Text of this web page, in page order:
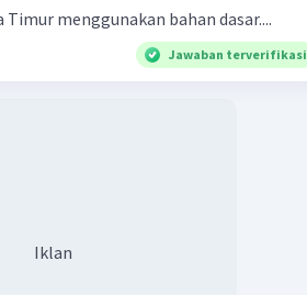
Timur menggunakan bahan dasar....
Jawaban terverifikasi
Iklan